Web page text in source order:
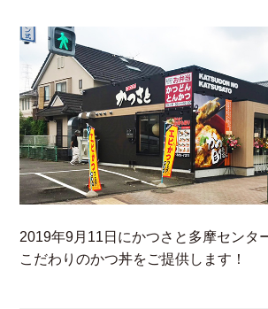
2019年9月11日にかつさと多摩センタ
こだわりのかつ丼をご提供します！